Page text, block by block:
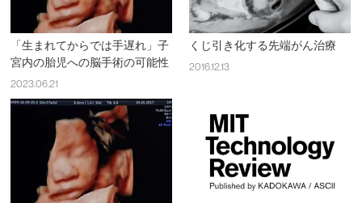
「生まれてからでは手遅れ」子
宮内の胎児への脳手術の可能性
2023.06.21
くじ引き化する先端がん治療
2016.12.13